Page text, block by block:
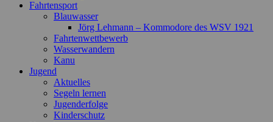
Fahrtensport
Blauwasser
Jörg Lehmann – Kommodore des WSV 1921
Fahrtenwettbewerb
Wasserwandern
Kanu
Jugend
Aktuelles
Segeln lernen
Jugenderfolge
Kinderschutz